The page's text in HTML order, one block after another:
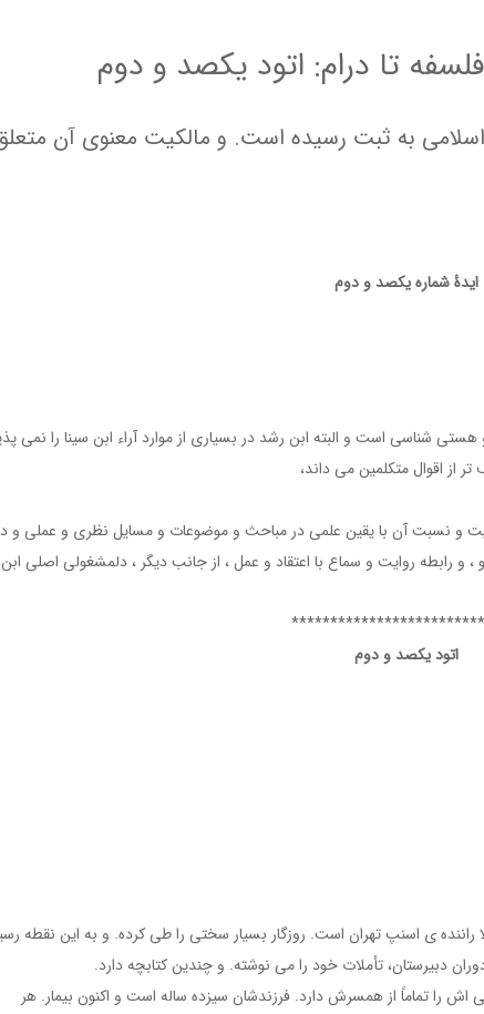
تا درام: اتود یکصد و دوم
اسلامی به ثبت رسیده است. و مالکیت معنوی آن
ایدۀ شماره یکصد و دوم
شناسی است و البته ابن رشد در بسیاری از موارد آراء ابن سینا را نمی
از اقوال متکلمین می داند،
و نسبت آن با یقین علمی در مباحث و موضوعات و مسایل نظری و عملی و
رابطه روایت و سماع با اعتقاد و عمل ، از جانب دیگر ، دلمشغولی اصلی
اتود یکصد و دوم
ی اسنپ تهران است. روزگار بسیار سختی را طی کرده. و به این نقطه
دبیرستان، تأملات خود را می نوشته. و چندین کتابچه دارد.
را تماماً از همسرش دارد. فرزندشان سیزده ساله است و اکنون بیمار. هر